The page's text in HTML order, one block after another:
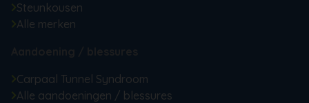
Steunkousen
Alle merken
Carpaal Tunnel Syndroom
Alle aandoeningen / blessures